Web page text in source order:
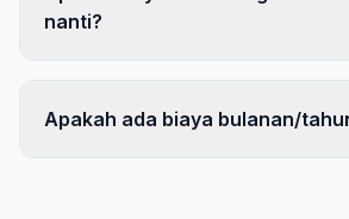
nanti?
Apakah ada biaya bulanan/